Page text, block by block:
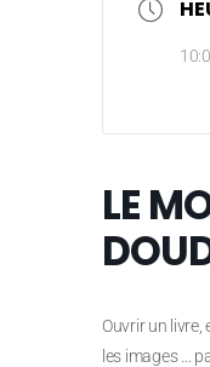
LE
Ouvrir un
les images …